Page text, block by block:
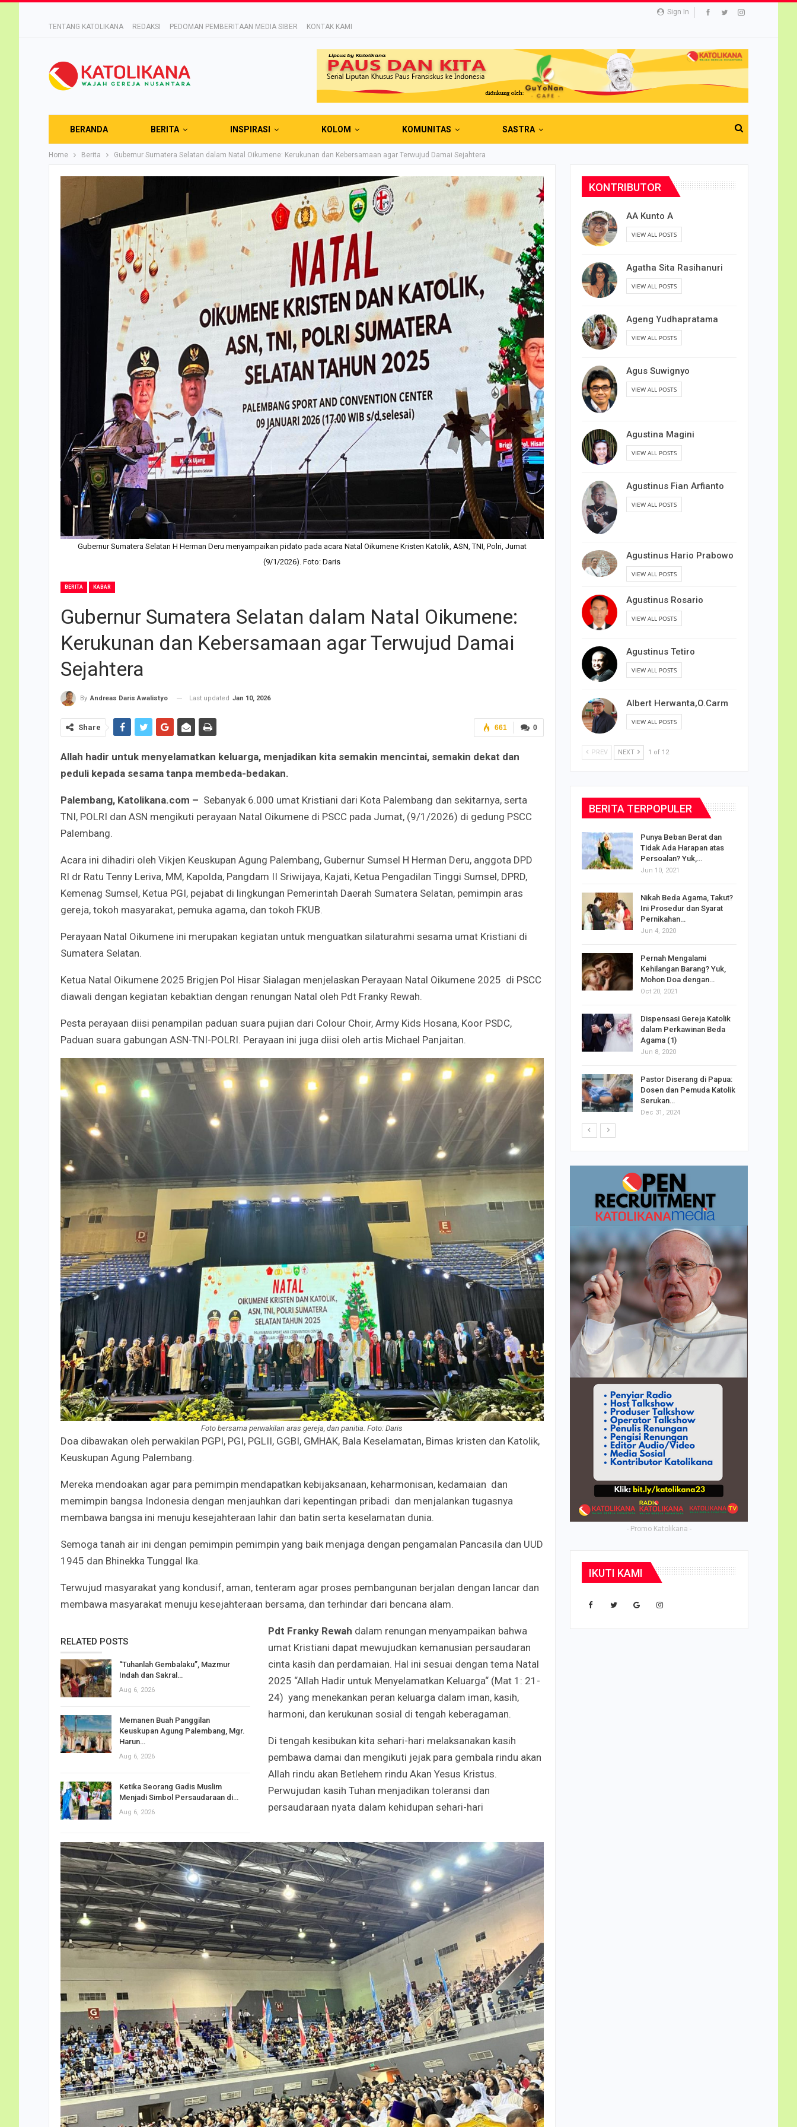
Sign In
TENTANG KATOLIKANA
REDAKSI PEDOMAN PEMBERITAAN MEDIA SIBER KONTAK KAMI
BERANDA BERITA INSPIRASI KOLOM KOMUNITAS SASTRA
Home Berita Gubernur Sumatera Selatan dalam Natal Oikumene: Kerukunan dan Kebersamaan agar Terwujud Damai Sejahtera
Gubernur Sumatera Selatan H Herman Deru menyampaikan pidato pada acara Natal Oikumene Kristen Katolik, ASN, TNI, Polri, Jumat
(9/1/2026). Foto: Daris
BERITA KABAR
Gubernur Sumatera Selatan dalam Natal Oikumene:
Kerukunan dan Kebersamaan agar Terwujud Damai
Sejahtera
By Andreas Daris Awalistyo Last updated Jan 10, 2026
0
661
Share
Allah hadir untuk menyelamatkan keluarga, menjadikan kita semakin mencintai, semakin dekat dan
peduli kepada sesama tanpa membeda-bedakan.
Palembang, Katolikana.com – Sebanyak 6.000 umat Kristiani dari Kota Palembang dan sekitarnya, serta
TNI, POLRI dan ASN mengikuti perayaan Natal Oikumene di PSCC pada Jumat, (9/1/2026) di gedung PSCC
Palembang.
Acara ini dihadiri oleh Vikjen Keuskupan Agung Palembang, Gubernur Sumsel H Herman Deru, anggota DPD
RI dr Ratu Tenny Leriva, MM, Kapolda, Pangdam II Sriwijaya, Kajati, Ketua Pengadilan Tinggi Sumsel, DPRD,
Kemenag Sumsel, Ketua PGI, pejabat di lingkungan Pemerintah Daerah Sumatera Selatan, pemimpin aras
gereja, tokoh masyarakat, pemuka agama, dan tokoh FKUB.
Perayaan Natal Oikumene ini merupakan kegiatan untuk menguatkan silaturahmi sesama umat Kristiani di
Sumatera Selatan.
Ketua Natal Oikumene 2025 Brigjen Pol Hisar Sialagan menjelaskan Perayaan Natal Oikumene 2025 di PSCC
diawali dengan kegiatan kebaktian dengan renungan Natal oleh Pdt Franky Rewah.
Pesta perayaan diisi penampilan paduan suara pujian dari Colour Choir, Army Kids Hosana, Koor PSDC,
Paduan suara gabungan ASN-TNI-POLRI. Perayaan ini juga diisi oleh artis Michael Panjaitan.
Foto bersama perwakilan aras gereja, dan panitia. Foto: Daris
Doa dibawakan oleh perwakilan PGPI, PGI, PGLII, GGBI, GMHAK, Bala Keselamatan, Bimas kristen dan Katolik,
Keuskupan Agung Palembang.
Mereka mendoakan agar para pemimpin mendapatkan kebijaksanaan, keharmonisan, kedamaian dan
memimpin bangsa Indonesia dengan menjauhkan dari kepentingan pribadi dan menjalankan tugasnya
membawa bangsa ini menuju kesejahteraan lahir dan batin serta keselamatan dunia.
Semoga tanah air ini dengan pemimpin pemimpin yang baik menjaga dengan pengamalan Pancasila dan UUD
1945 dan Bhinekka Tunggal Ika.
Terwujud masyarakat yang kondusif, aman, tenteram agar proses pembangunan berjalan dengan lancar dan
membawa masyarakat menuju kesejahteraan bersama, dan terhindar dari bencana alam.
RELATED POSTS
“Tuhanlah Gembalaku”, Mazmur
Indah dan Sakral…
Aug 6, 2026
Memanen Buah Panggilan
Keuskupan Agung Palembang, Mgr.
Harun…
Aug 6, 2026
Ketika Seorang Gadis Muslim
Menjadi Simbol Persaudaraan di…
Aug 6, 2026
Pdt Franky Rewah dalam renungan menyampaikan bahwa
umat Kristiani dapat mewujudkan kemanusian persaudaran
cinta kasih dan perdamaian. Hal ini sesuai dengan tema Natal
2025 “Allah Hadir untuk Menyelamatkan Keluarga“ (Mat 1: 21-
24) yang menekankan peran keluarga dalam iman, kasih,
harmoni, dan kerukunan sosial di tengah keberagaman.
Di tengah kesibukan kita sehari-hari melaksanakan kasih
pembawa damai dan mengikuti jejak para gembala rindu akan
Allah rindu akan Betlehem rindu Akan Yesus Kristus.
Perwujudan kasih Tuhan menjadikan toleransi dan
persaudaraan nyata dalam kehidupan sehari-hari
KONTRIBUTOR
AA Kunto A
VIEW ALL POSTS
Agatha Sita Rasihanuri
VIEW ALL POSTS
Ageng Yudhapratama
VIEW ALL POSTS
Agus Suwignyo
VIEW ALL POSTS
Agustina Magini
VIEW ALL POSTS
Agustinus Fian Arfianto
VIEW ALL POSTS
Agustinus Hario Prabowo
VIEW ALL POSTS
Agustinus Rosario
VIEW ALL POSTS
Agustinus Tetiro
VIEW ALL POSTS
Albert Herwanta,O.Carm
VIEW ALL POSTS
PREV NEXT 1 of 12
BERITA TERPOPULER
Mar 11, 2019
10 Sosok Perempuan
Oct 16, 2020
Novena Tiga Salam Maria
Irene Umar Pecah Telor
sebagai Wamen
Perempuan Buddha…
Oct 21, 2024
Punya Beban Berat dan
Tidak Ada Harapan atas
Persoalan? Yuk,…
Jun 10, 2021
Nikah Beda Agama, Takut?
Ini Prosedur dan Syarat
Pernikahan…
Jun 4, 2020
Pernah Mengalami
Kehilangan Barang? Yuk,
Mohon Doa dengan…
Oct 20, 2021
Dispensasi Gereja Katolik
dalam Perkawinan Beda
Agama (1)
Jun 8, 2020
Pastor Diserang di Papua:
Dosen dan Pemuda Katolik
Serukan…
Dec 31, 2024
- Promo Katolikana -
IKUTI KAMI